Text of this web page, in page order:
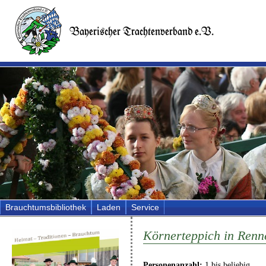
Brauchtumsbibliothek Laden Service
Körnerteppich in